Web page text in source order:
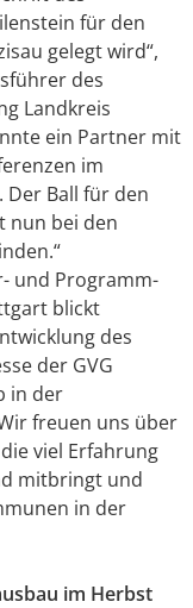
für den
gelegt wird“,
des
Landkreis
ein Partner mit
im
Ball für den
nun bei den
und Programm-
blickt
des
der GVG
in der
freuen uns über
viel Erfahrung
mitbringt und
in der
im Herbst